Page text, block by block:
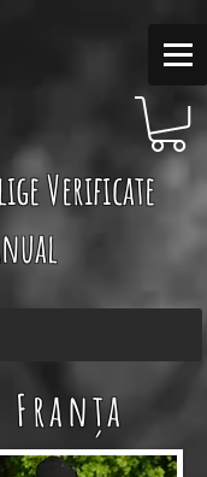
Verificate
Franța